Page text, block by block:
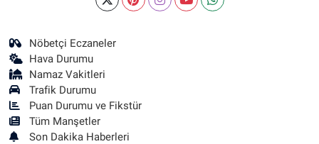
Nöbetçi Eczaneler
Hava Durumu
Namaz Vakitleri
Trafik Durumu
Puan Durumu ve Fikstür
Tüm Manşetler
Son Dakika Haberleri